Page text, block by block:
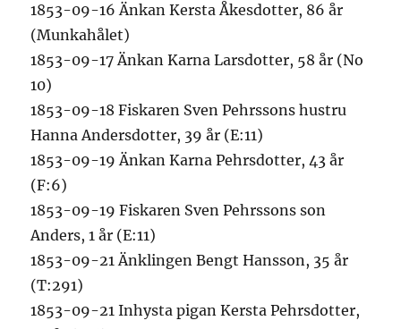
1853-09-16 Änkan Kersta Åkesdotter, 86 år
(Munkahålet)
1853-09-17 Änkan Karna Larsdotter, 58 år (No
10)
1853-09-18 Fiskaren Sven Pehrssons hustru
Hanna Andersdotter, 39 år (E:11)
1853-09-19 Änkan Karna Pehrsdotter, 43 år
(F:6)
1853-09-19 Fiskaren Sven Pehrssons son
Anders, 1 år (E:11)
1853-09-21 Änklingen Bengt Hansson, 35 år
(T:291)
1853-09-21 Inhysta pigan Kersta Pehrsdotter,